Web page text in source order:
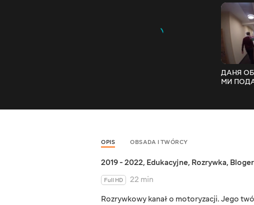
ДАНЯ
МИ
OPIS OBSADA I TWÓRCY
2019 - 2022, Edukacyjne, Rozrywka,
Full HD
22 min
Rozrywkowy kanał o motoryzacji. Jego